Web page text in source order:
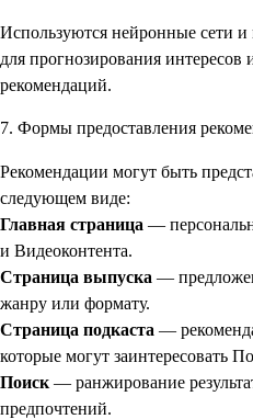
Используются нейронные сети
для прогнозирования
рекомендаций.
7. Формы предоставления
Рекомендации могут быть
следующем виде:
Главная страница —
и Видеоконтента.
Страница выпуска —
жанру или формату.
Страница подкаста —
которые могут заинтересовать
Поиск — ранжирование
предпочтений.